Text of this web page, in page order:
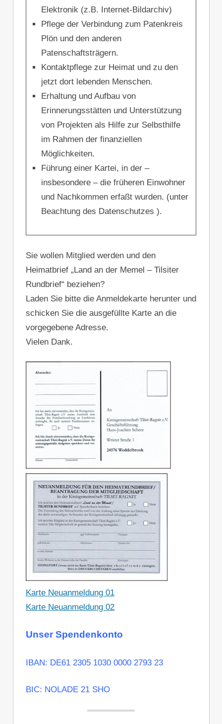
Elektronik (z.B. Internet-Bildarchiv)
Pflege der Verbindung zum Patenkreis
Plön und den anderen
Patenschaftsträgern.
Kontaktpflege zur Heimat und zu den
jetzt dort lebenden Menschen.
Erhaltung und Aufbau von
Erinnerungsstätten und Unterstützung
von Projekten als Hilfe zur Selbsthilfe
im Rahmen der finanziellen
Möglichkeiten.
Führung einer Kartei, in der –
insbesondere – die früheren Einwohner
und Nachkommen erfaßt wurden. (unter
Beachtung des Datenschutzes ).
Sie wollen Mitglied werden und den
Heimatbrief „Land an der Memel – Tilsiter
Rundbrief“ beziehen?
Laden Sie bitte die Anmeldekarte herunter und
schicken Sie die ausgefüllte Karte an die
vorgegebene Adresse.
Vielen Dank.
Karte Neuanmeldung 01
Karte Neuanmeldung 02
Unser Spendenkonto
IBAN: DE61 2305 1030 0000 2793 23
BIC: NOLADE 21 SHO